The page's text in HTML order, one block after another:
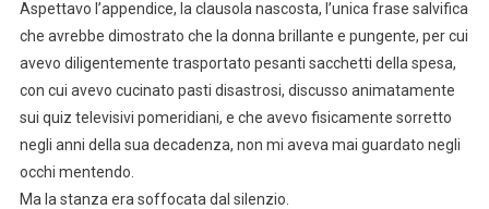
Aspettavo l’appendice, la clausola nascosta, l’unica frase salvifica
che avrebbe dimostrato che la donna brillante e pungente, per cui
avevo diligentemente trasportato pesanti sacchetti della spesa,
con cui avevo cucinato pasti disastrosi, discusso animatamente
sui quiz televisivi pomeridiani, e che avevo fisicamente sorretto
negli anni della sua decadenza, non mi aveva mai guardato negli
occhi mentendo.
Ma la stanza era soffocata dal silenzio.